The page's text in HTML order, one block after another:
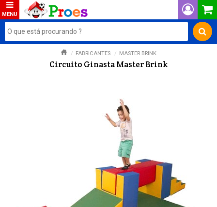
FABRICANTES MASTER BRINK
Circuito Ginasta Master Brink